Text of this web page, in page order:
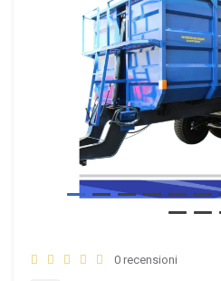
0 recensioni